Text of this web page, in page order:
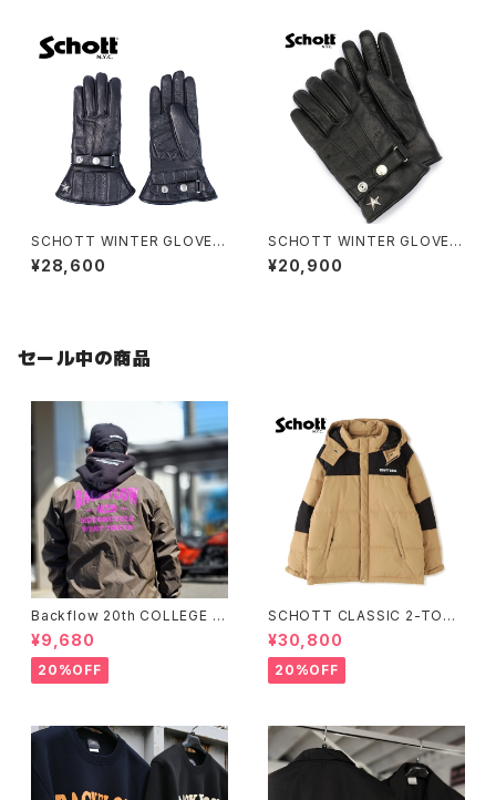
SCHOTT WINTER GLOVE
MID
¥28,600
SCHOTT WINTER GLOVE S
HORT
¥20,900
セール中の商品
Backflow 20th COLLEGE C
OACH JACKET
¥9,680
20%OFF
SCHOTT CLASSIC 2-TONE
DOWN JACKET
¥30,800
20%OFF